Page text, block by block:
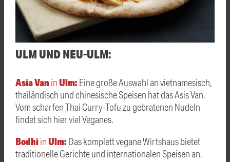
ULM UND NEU-ULM:
Asia Van inUlm: Eine große Auswahl an vietnamesisch,
thailändisch und chinesische Speisen hat das Asis Van.
Vom scharfen Thai Curry-Tofu zu gebratenen Nudeln
findet sich hier viel Veganes.
BodhiinUlm: Das komplett vegane Wirtshaus bietet
traditionelle Gerichte und internationalen Speisen an.